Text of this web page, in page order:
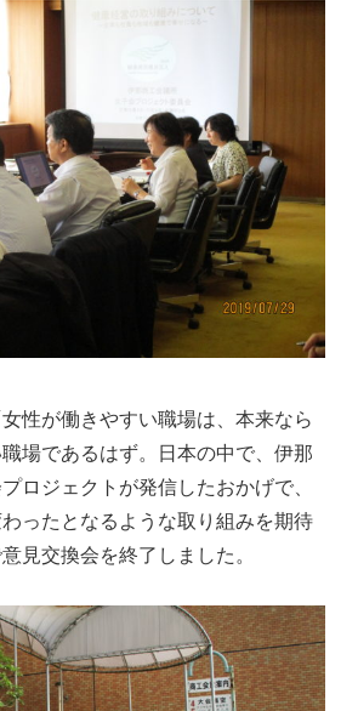
性が働きやすい職場は、本来なら
場であるはず。日本の中で、伊那
ロジェクトが発信したおかげで、
ったとなるような取り組みを期待
見交換会を終了しました。